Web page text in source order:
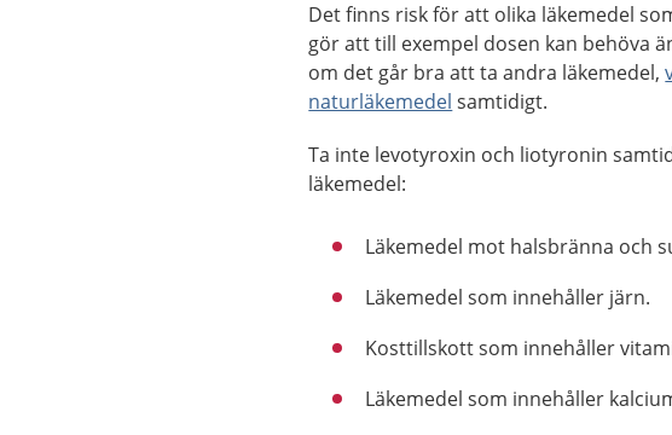
Det finns risk för att olika läkemedel
gör att till exempel dosen kan behöva
om det går bra att ta andra läkemedel,
naturläkemedel samtidigt.
Ta inte levotyroxin och liotyronin
läkemedel:
Läkemedel mot halsbränna och
Läkemedel som innehåller järn.
Kosttillskott som innehåller
Läkemedel som innehåller